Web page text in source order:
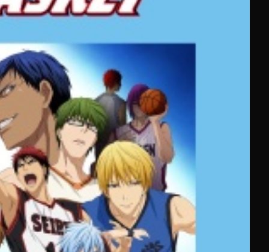
ou profitez descatalogues d'anime doublés en
transforme votre expérience :
navigation entre le direct, le replay et la demande,